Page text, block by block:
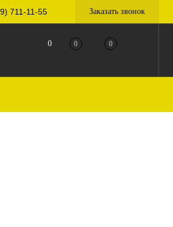
711-11-55 Заказать звонок
0 0 0